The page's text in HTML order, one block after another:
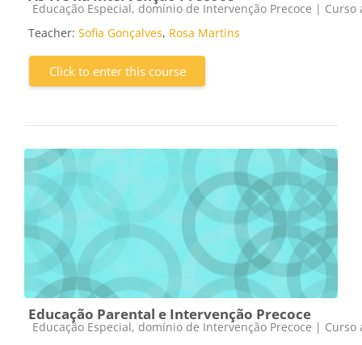
Course category
Educação Especial, domínio de Intervenção Precoce |
Teacher: Sofia Gonçalves, Rosa Martins
Click to enter this course
Educação Parental e Intervenção Precoce
Course category
Educação Especial, domínio de Intervenção Precoce |